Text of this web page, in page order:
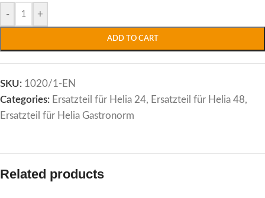
- +
ADD TO CART
SKU: 1020/1-EN
Categories: Ersatzteil für Helia 24, Ersatzteil für Helia 48,
Ersatzteil für Helia Gastronorm
Related products